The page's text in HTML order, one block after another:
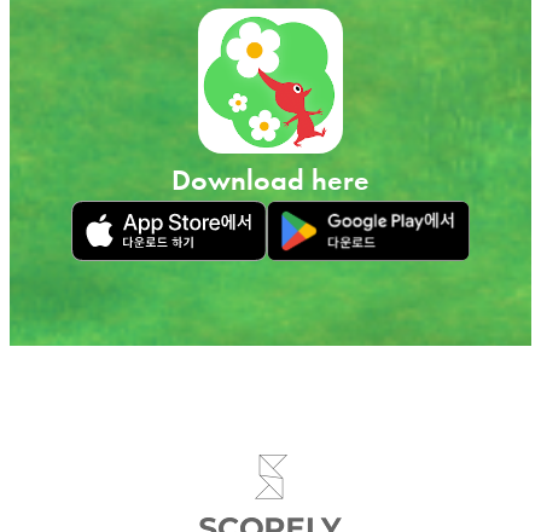
Download here